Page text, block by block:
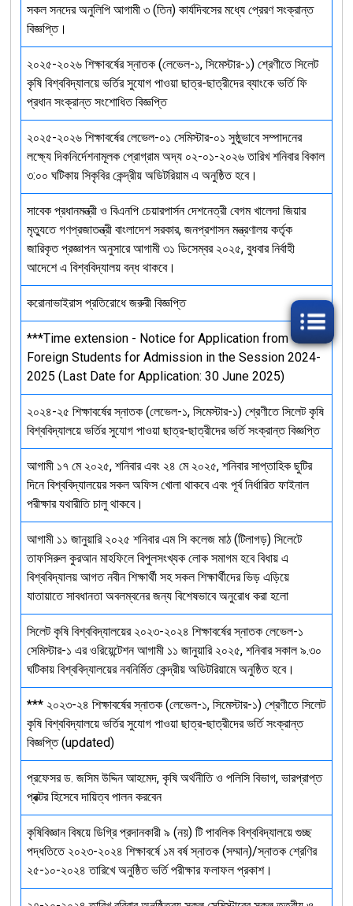
সকল সনদের অনুলিপি আগামী ৩ (তিন) কার্যদিবসের মধ্যে প্রেরণ সংক্রান্ত
বিজ্ঞপ্তি।
২০২৫-২০২৬ শিক্ষাবর্ষের স্নাতক (লেভেল-১, সিমেস্টার-১) শ্রেণীতে সিলেট
কৃষি বিশ্ববিদ্যালয়ে ভর্তির সুযোগ পাওয়া ছাত্র-ছাত্রীদের ব্যাংকে ভর্তি ফি
প্রধান সংক্রান্ত সংশোধিত বিজ্ঞপ্তি
২০২৫-২০২৬ শিক্ষাবর্ষের লেভেল-০১ সেমিস্টার-০১ সুষ্ঠুভাবে সম্পাদনের
লক্ষ্যে দিকনির্দেশনামূলক প্রোগ্রাম অদ্য ০২-০১-২০২৬ তারিখ শনিবার বিকাল
৩:০০ ঘটিকায় সিকৃবির কেন্দ্রীয় অডিটরিয়াম এ অনুষ্ঠিত হবে।
সাবেক প্রধানমন্ত্রী ও বিএনপি চেয়ারপার্সন দেশনেত্রী বেগম খালেদা জিয়ার
মৃত্যুতে গণপ্রজাতন্ত্রী বাংলাদেশ সরকার, জনপ্রশাসন মন্ত্রণালয় কর্তৃক
জারিকৃত প্রজ্ঞাপন অনুসারে আগামী ৩১ ডিসেম্বর ২০২৫, বুধবার নির্বাহী
আদেশে এ বিশ্ববিদ্যালয় বন্ধ থাকবে।
করোনাভাইরাস প্রতিরোধে জরুরী বিজ্ঞপ্তি
***Time extension - Notice for Application from
Foreign Students for Admission in the Session 2024-
2025 (Last Date for Application: 30 June 2025)
২০২৪-২৫ শিক্ষাবর্ষের স্নাতক (লেভেল-১, সিমেস্টার-১) শ্রেণীতে সিলেট কৃষি
বিশ্ববিদ্যালয়ে ভর্তির সুযোগ পাওয়া ছাত্র-ছাত্রীদের ভর্তি সংক্রান্ত বিজ্ঞপ্তি
আগামী ১৭ মে ২০২৫, শনিবার এবং ২৪ মে ২০২৫, শনিবার সাপ্তাহিক ছুটির
দিনে বিশ্ববিদ্যালয়ের সকল অফিস খোলা থাকবে এবং পূর্ব নির্ধারিত ফাইনাল
পরীক্ষার যথারীতি চালু থাকবে।
আগামী ১১ জানুয়ারি ২০২৫ শনিবার এম সি কলেজ মাঠ (টিলাগড়) সিলেটে
তাফসিরুল কুরআন মাহফিলে বিপুলসংখ্যক লোক সমাগম হবে বিধায় এ
বিশ্ববিদ্যালয় আগত নবীন শিক্ষার্থী সহ সকল শিক্ষার্থীদের ভিড় এড়িয়ে
যাতায়াতে সাবধানতা অবলম্বনের জন্য বিশেষভাবে অনুরোধ করা হলো
সিলেট কৃষি বিশ্ববিদ্যালয়ের ২০২৩-২০২৪ শিক্ষাবর্ষের স্নাতক লেভেল-১
সেমিস্টার-১ এর ওরিয়েন্টেশন আগামী ১১ জানুয়ারি ২০২৫, শনিবার সকাল ৯.৩০
ঘটিকায় বিশ্ববিদ্যালয়ের নবনির্মিত কেন্দ্রীয় অডিটরিয়ামে অনুষ্ঠিত হবে।
*** ২০২৩-২৪ শিক্ষাবর্ষের স্নাতক (লেভেল-১, সিমেস্টার-১) শ্রেণীতে সিলেট
কৃষি বিশ্ববিদ্যালয়ে ভর্তির সুযোগ পাওয়া ছাত্র-ছাত্রীদের ভর্তি সংক্রান্ত
বিজ্ঞপ্তি (updated)
প্রফেসর ড. জসিম উদ্দিন আহমেদ, কৃষি অর্থনীতি ও পলিসি বিভাগ, ভারপ্রাপ্ত
প্রক্টর হিসেবে দায়িত্ব পালন করবেন
কৃষিবিজ্ঞান বিষয়ে ডিগ্রি প্রদানকারী ৯ (নয়) টি পাবলিক বিশ্ববিদ্যালয়ে গুচ্ছ
পদ্ধতিতে ২০২৩-২০২৪ শিক্ষাবর্ষে ১ম বর্ষ স্নাতক (সম্মান)/স্নাতক শ্রেণির
২৫-১০-২০২৪ তারিখে অনুষ্ঠিত ভর্তি পরীক্ষার ফলাফল প্রকাশ।